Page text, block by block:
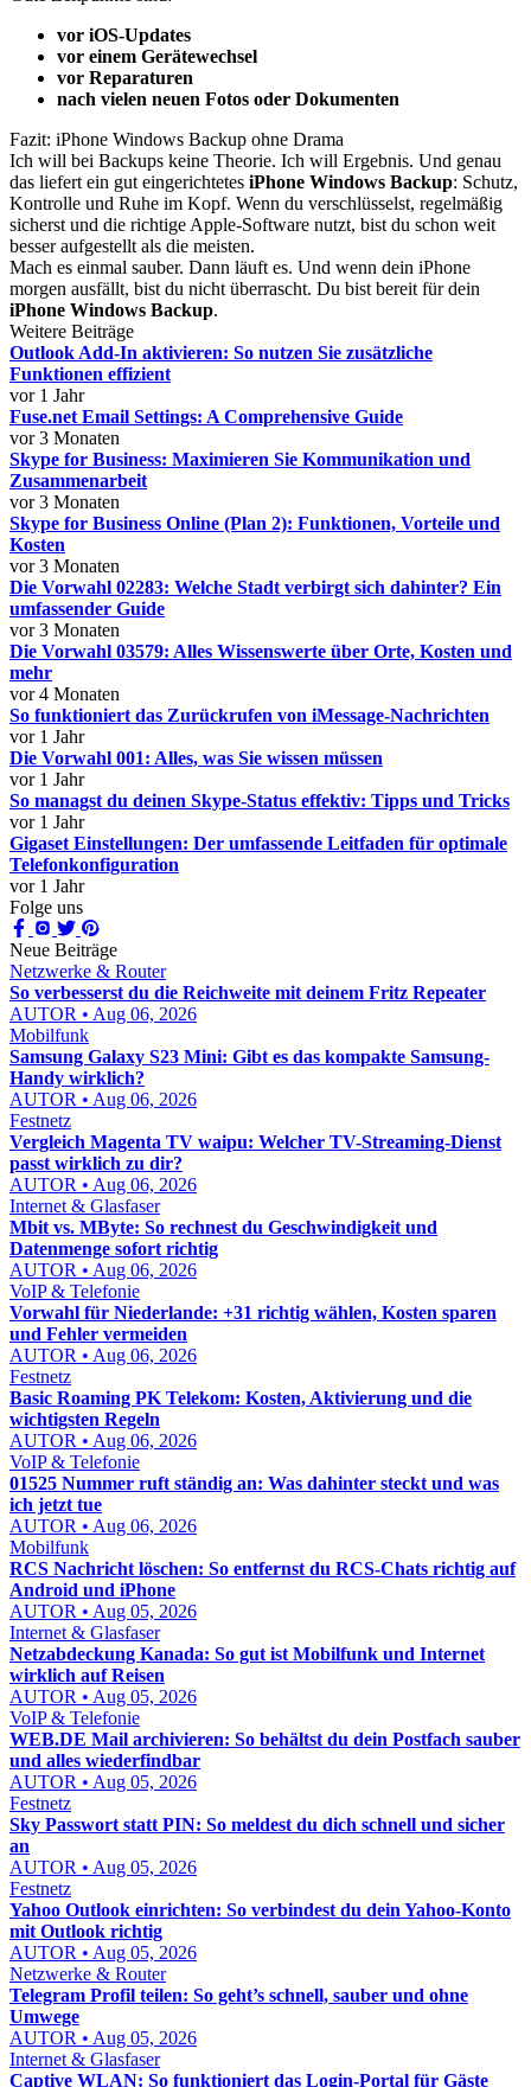
vor iOS-Updates
vor einem Gerätewechsel
vor Reparaturen
nach vielen neuen Fotos oder Dokumenten
Fazit: iPhone Windows Backup ohne Drama
Ich will bei Backups keine Theorie. Ich will Ergebnis. Und genau
das liefert ein gut eingerichtetes iPhone Windows Backup: Schutz,
Kontrolle und Ruhe im Kopf. Wenn du verschlüsselst, regelmäßig
sicherst und die richtige Apple-Software nutzt, bist du schon weit
besser aufgestellt als die meisten.
Mach es einmal sauber. Dann läuft es. Und wenn dein iPhone
morgen ausfällt, bist du nicht überrascht. Du bist bereit für dein
iPhone Windows Backup.
Weitere Beiträge
Outlook Add-In aktivieren: So nutzen Sie zusätzliche
Funktionen effizient
vor 1 Jahr
Fuse.net Email Settings: A Comprehensive Guide
vor 3 Monaten
Skype for Business: Maximieren Sie Kommunikation und
Zusammenarbeit
vor 3 Monaten
Skype for Business Online (Plan 2): Funktionen, Vorteile und
Kosten
vor 3 Monaten
Die Vorwahl 02283: Welche Stadt verbirgt sich dahinter? Ein
umfassender Guide
vor 3 Monaten
Die Vorwahl 03579: Alles Wissenswerte über Orte, Kosten und
mehr
vor 4 Monaten
So funktioniert das Zurückrufen von iMessage-Nachrichten
vor 1 Jahr
Die Vorwahl 001: Alles, was Sie wissen müssen
vor 1 Jahr
So managst du deinen Skype-Status effektiv: Tipps und Tricks
vor 1 Jahr
Gigaset Einstellungen: Der umfassende Leitfaden für optimale
Telefonkonfiguration
vor 1 Jahr
Folge uns
Neue Beiträge
Netzwerke & Router
So verbesserst du die Reichweite mit deinem Fritz Repeater
AUTOR • Aug 06, 2026
Mobilfunk
Samsung Galaxy S23 Mini: Gibt es das kompakte Samsung-
Handy wirklich?
AUTOR • Aug 06, 2026
Festnetz
Vergleich Magenta TV waipu: Welcher TV-Streaming-Dienst
passt wirklich zu dir?
AUTOR • Aug 06, 2026
Internet & Glasfaser
Mbit vs. MByte: So rechnest du Geschwindigkeit und
Datenmenge sofort richtig
AUTOR • Aug 06, 2026
VoIP & Telefonie
Vorwahl für Niederlande: +31 richtig wählen, Kosten sparen
und Fehler vermeiden
AUTOR • Aug 06, 2026
Festnetz
Basic Roaming PK Telekom: Kosten, Aktivierung und die
wichtigsten Regeln
AUTOR • Aug 06, 2026
VoIP & Telefonie
01525 Nummer ruft ständig an: Was dahinter steckt und was
ich jetzt tue
AUTOR • Aug 06, 2026
Mobilfunk
RCS Nachricht löschen: So entfernst du RCS-Chats richtig auf
Android und iPhone
AUTOR • Aug 05, 2026
Internet & Glasfaser
Netzabdeckung Kanada: So gut ist Mobilfunk und Internet
wirklich auf Reisen
AUTOR • Aug 05, 2026
VoIP & Telefonie
WEB.DE Mail archivieren: So behältst du dein Postfach sauber
und alles wiederfindbar
AUTOR • Aug 05, 2026
Festnetz
Sky Passwort statt PIN: So meldest du dich schnell und sicher
an
AUTOR • Aug 05, 2026
Festnetz
Yahoo Outlook einrichten: So verbindest du dein Yahoo-Konto
mit Outlook richtig
AUTOR • Aug 05, 2026
Netzwerke & Router
Telegram Profil teilen: So geht’s schnell, sauber und ohne
Umwege
AUTOR • Aug 05, 2026
Internet & Glasfaser
Captive WLAN: So funktioniert das Login-Portal für Gäste